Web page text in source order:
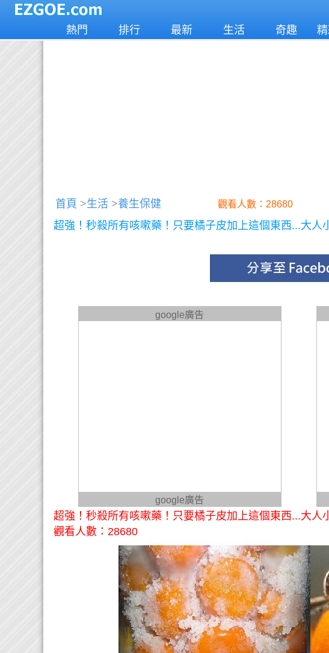
熱門 排行 最新 生活 奇趣
首頁 >生活 >養生保健 觀看人數：28680
超強！秒殺所有咳嗽藥！只要橘子皮加上這個東西...大
google廣告
google廣告
超強！秒殺所有咳嗽藥！只要橘子皮加上這個東西...大
觀看人數：28680